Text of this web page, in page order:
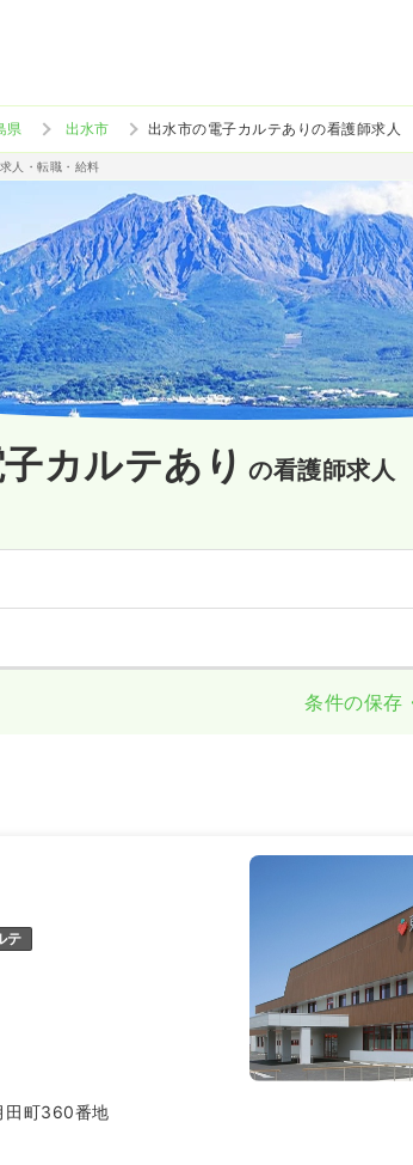
県 出水市 出水市の電子カルテありの看護師求人
人・転職・給料
カルテあり の看護師求人
条件の保存
テ
田町360番地